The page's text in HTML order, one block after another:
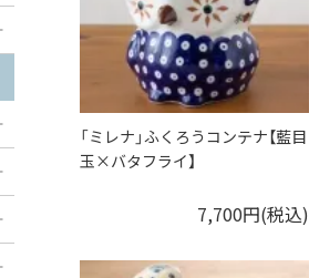
「ミレナ」ふくろうコンテナ【藍目
玉×バタフライ】
7,700円(税込)